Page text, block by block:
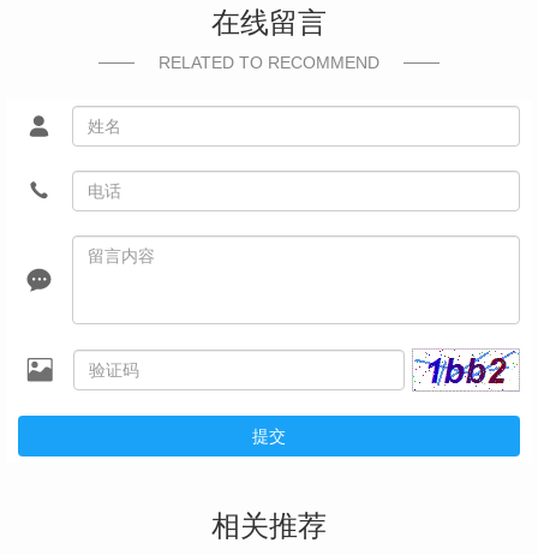
在线留言
RELATED TO RECOMMEND
提交
相关推荐